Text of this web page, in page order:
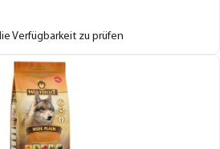
Verfügbarkeit zu prüfen